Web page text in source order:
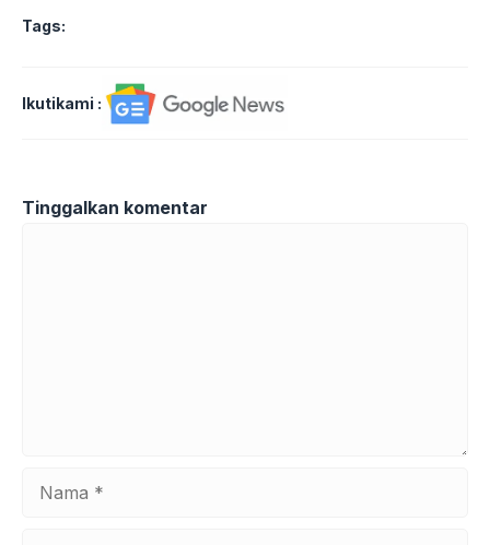
Tags:
Ikutikami :
Tinggalkan komentar